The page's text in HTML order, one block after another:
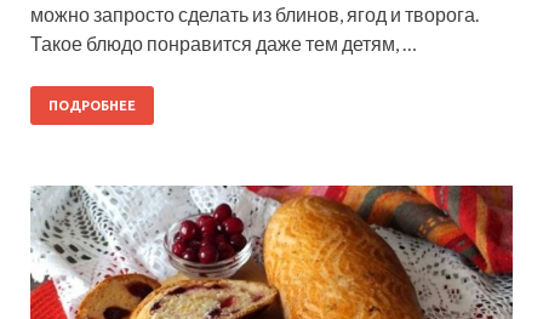
можно запросто сделать из блинов, ягод и творога.
Такое блюдо понравится даже тем детям, …
ПОДРОБНЕЕ